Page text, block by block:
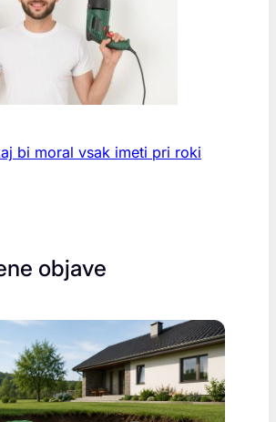
bi moral vsak imeti pri roki
objave